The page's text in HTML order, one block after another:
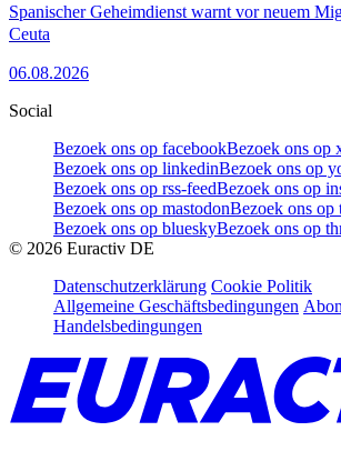
Spanischer Geheimdienst warnt vor neuem
Ceuta
06.08.2026
Social
Bezoek ons op facebookBezoek ons op
Bezoek ons op linkedinBezoek ons op
Bezoek ons op rss-feedBezoek ons op
Bezoek ons op mastodonBezoek ons op
Bezoek ons op blueskyBezoek ons op
© 2026 Euractiv DE
Datenschutzerklärung Cookie Politik
Allgemeine Geschäftsbedingungen
Handelsbedingungen